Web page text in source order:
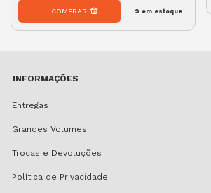
9 em estoque
INFORMAÇÕES
Entregas
Grandes Volumes
Trocas e Devoluções
Política de Privacidade